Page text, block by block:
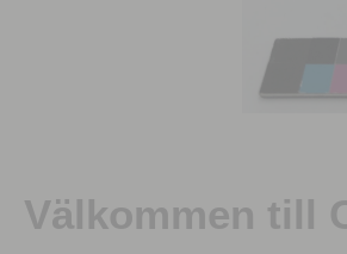
Välkommen till